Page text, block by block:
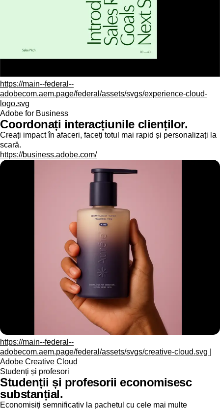
https://main--federal--
adobecom.aem.page/federal/assets/svgs/experience-cloud-
logo.svg
Adobe for Business
Coordonați interacțiunile clienților.
Creați impact în afaceri, faceți totul mai rapid și personalizați la
scară.
https://business.adobe.com/
https://main--federal--
adobecom.aem.page/federal/assets/svgs/creative-cloud.svg |
Adobe Creative Cloud
Studenți și profesori
Studenții și profesorii economisesc
substanțial.
Economisiți semnificativ la pachetul cu cele mai multe